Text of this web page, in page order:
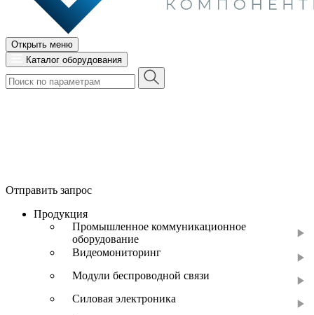
Открыть меню
Каталог оборудования
Отправить запрос
Продукция
Промышленное коммуникационное
оборудование
Видеомониторинг
Модули беспроводной связи
Силовая электроника